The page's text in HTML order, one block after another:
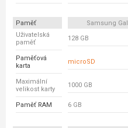
Paměť Samsung
Uživatelská
paměť
128 GB
Paměťová
karta
microSD
Maximální
velikost karty
1000 GB
Paměť RAM 6 GB